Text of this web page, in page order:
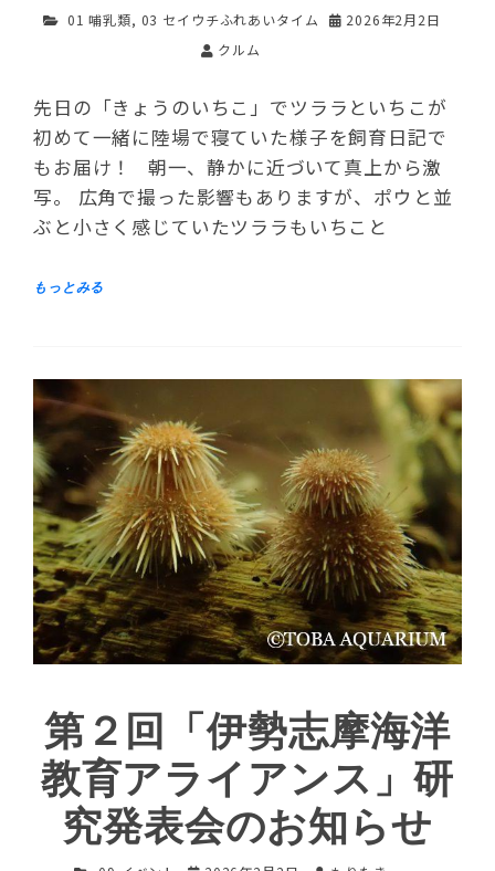
01 哺乳類, 03 セイウチふれあいタイム
2026年2月2日
クルム
先日の「きょうのいちこ」でツララといちこが
初めて一緒に陸場で寝ていた様子を飼育日記で
もお届け！ 朝一、静かに近づいて真上から激
写。 広角で撮った影響もありますが、ポウと並
ぶと小さく感じていたツララもいちこと
第２回「伊勢志摩海洋
教育アライアンス」研
究発表会のお知らせ